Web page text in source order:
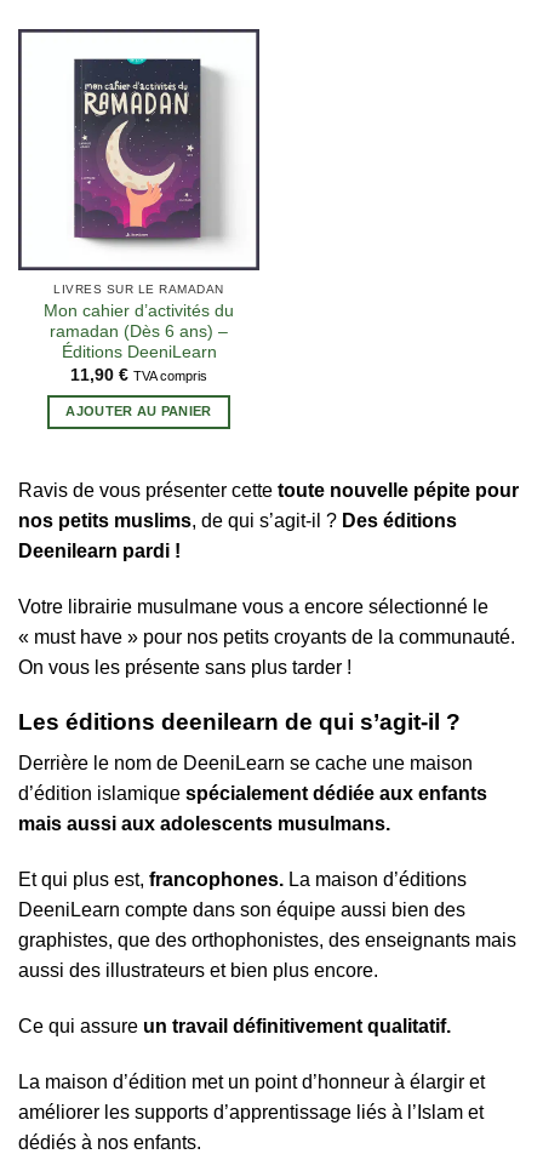
1 avis
LIVRES SUR LE RAMADAN
Mon cahier d’activités du
ramadan (Dès 6 ans) –
Éditions DeeniLearn
11,90 € TVA compris
AJOUTER AU PANIER
Ravis de vous présenter cette toute nouvelle pépite pour
nos petits muslims, de qui s’agit-il ? Des éditions
Deenilearn pardi !
Votre librairie musulmane vous a encore sélectionné le
« must have » pour nos petits croyants de la communauté.
On vous les présente sans plus tarder !
Les éditions deenilearn de qui s’agit-il ?
Derrière le nom de DeeniLearn se cache une maison
d’édition islamique spécialement dédiée aux enfants
mais aussi aux adolescents musulmans.
Et qui plus est, francophones. La maison d’éditions
DeeniLearn compte dans son équipe aussi bien des
graphistes, que des orthophonistes, des enseignants mais
aussi des illustrateurs et bien plus encore.
Ce qui assure un travail définitivement qualitatif.
La maison d’édition met un point d’honneur à élargir et
améliorer les supports d’apprentissage liés à l’Islam et
dédiés à nos enfants.